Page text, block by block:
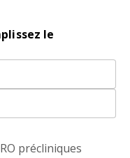
le
précliniques